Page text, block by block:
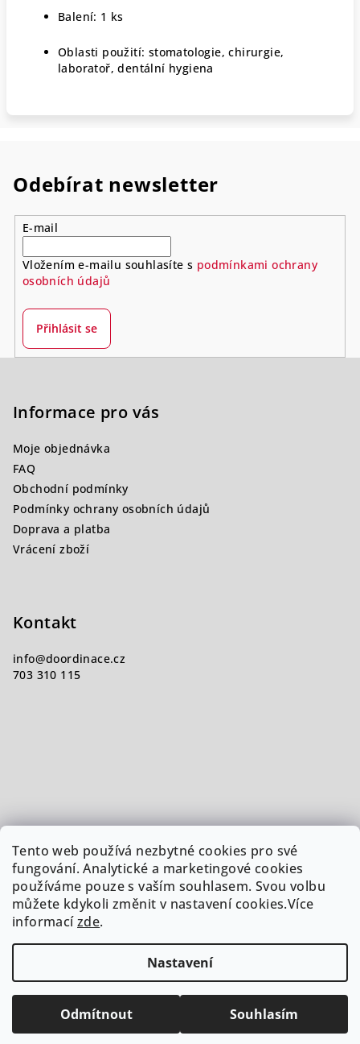
Tento web používá nezbytné cookies pro své
fungování. Analytické a marketingové cookies
používáme pouze s vaším souhlasem. Svou volbu
můžete kdykoli změnit v nastavení cookies.Více
informacízde.
Nastavení
Odmítnout Souhlasím
Balení: 1 ks
Oblasti použití: stomatologie, chirurgie,
laboratoř, dentální hygiena
Odebírat newsletter
E-mail
Vložením e-mailu souhlasíte s podmínkami ochrany
osobních údajů
Přihlásit se
Informace pro vás
Moje objednávka
FAQ
Obchodní podmínky
Podmínky ochrany osobních údajů
Doprava a platba
Vrácení zboží
Kontakt
info@doordinace.cz
703 310 115
Upravit nastavení cookies
Vytvořil Shoptet